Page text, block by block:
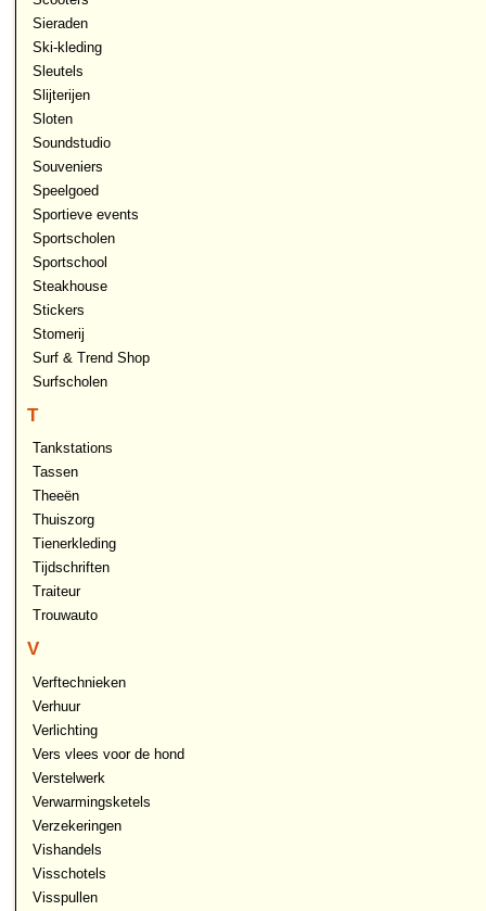
Sieraden
Ski-kleding
Sleutels
Slijterijen
Sloten
Soundstudio
Souveniers
Speelgoed
Sportieve events
Sportscholen
Sportschool
Steakhouse
Stickers
Stomerij
Surf & Trend Shop
Surfscholen
T
Tankstations
Tassen
Theeën
Thuiszorg
Tienerkleding
Tijdschriften
Traiteur
Trouwauto
V
Verftechnieken
Verhuur
Verlichting
Vers vlees voor de hond
Verstelwerk
Verwarmingsketels
Verzekeringen
Vishandels
Visschotels
Visspullen